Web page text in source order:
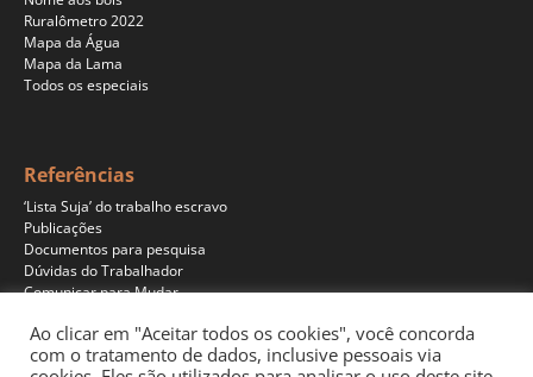
Ruralômetro 2022
Mapa da Água
Mapa da Lama
Todos os especiais
Referências
‘Lista Suja’ do trabalho escravo
Publicações
Documentos para pesquisa
Dúvidas do Trabalhador
Comunicar para Mudar
Ao clicar em "Aceitar todos os cookies", você concorda
com o tratamento de dados, inclusive pessoais via